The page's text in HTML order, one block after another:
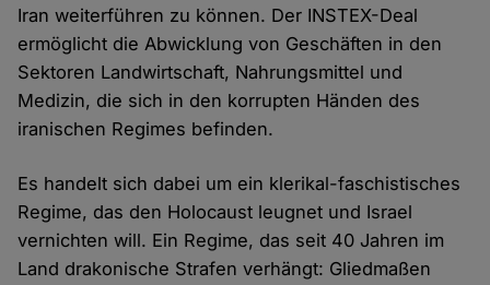
Iran weiterführen zu können. Der INSTEX-Deal
ermöglicht die Abwicklung von Geschäften in den
Sektoren Landwirtschaft, Nahrungsmittel und
Medizin, die sich in den korrupten Händen des
iranischen Regimes befinden.
Es handelt sich dabei um ein klerikal-faschistisches
Regime, das den Holocaust leugnet und Israel
vernichten will. Ein Regime, das seit 40 Jahren im
Land drakonische Strafen verhängt: Gliedmaßen